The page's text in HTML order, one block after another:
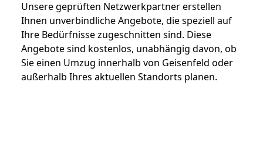
Unsere geprüften Netzwerkpartner erstellen
Ihnen unverbindliche Angebote, die speziell auf
Ihre Bedürfnisse zugeschnitten sind. Diese
Angebote sind kostenlos, unabhängig davon, ob
Sie einen Umzug innerhalb von Geisenfeld oder
außerhalb Ihres aktuellen Standorts planen.